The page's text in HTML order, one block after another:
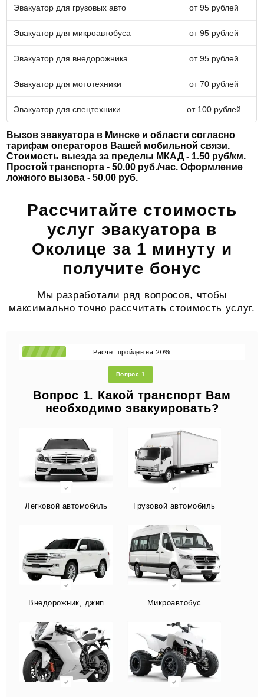
Эвакуатор для грузовых авто от 95 рублей
Эвакуатор для микроавтобуса от 95 рублей
Эвакуатор для внедорожника от 95 рублей
Эвакуатор для мототехники от 70 рублей
Эвакуатор для спецтехники от 100 рублей
Вызов эвакуатора в Минске и области согласно
тарифам операторов Вашей мобильной связи.
Стоимость выезда за пределы МКАД - 1.50 руб/км.
Простой транспорта - 50.00 руб./час. Оформление
ложного вызова - 50.00 руб.
Рассчитайте стоимость
услуг эвакуатора в
Околице за 1 минуту и
получите бонус
Мы разработали ряд вопросов, чтобы
максимально точно рассчитать стоимость услуг.
Расчет пройден на 20%
Вопрос 1
Вопрос 1. Какой транспорт Вам
необходимо эвакуировать?
Легковой автомобиль Грузовой автомобиль
Внедорожник, джип Микроавтобус